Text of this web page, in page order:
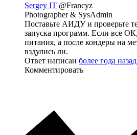
Sergey IT @Francyz
Photographer & SysAdmin
Поставьте АИДУ и проверьте
запуска программ. Если все
питания, а после кондеры на
вздулись ли.
Ответ написан более года назад
Комментировать